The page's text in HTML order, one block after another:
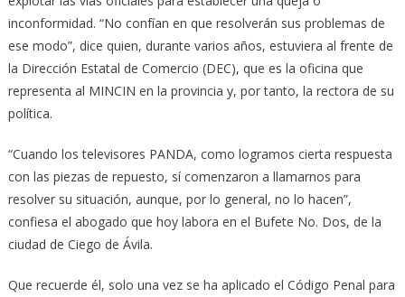
inconformidad. “No confían en que resolverán sus problemas de
ese modo”, dice quien, durante varios años, estuviera al frente de
la Dirección Estatal de Comercio (DEC), que es la oficina que
representa al MINCIN en la provincia y, por tanto, la rectora de su
política.
“Cuando los televisores PANDA, como logramos cierta respuesta
con las piezas de repuesto, sí comenzaron a llamarnos para
resolver su situación, aunque, por lo general, no lo hacen”,
confiesa el abogado que hoy labora en el Bufete No. Dos, de la
ciudad de Ciego de Ávila.
Que recuerde él, solo una vez se ha aplicado el Código Penal para